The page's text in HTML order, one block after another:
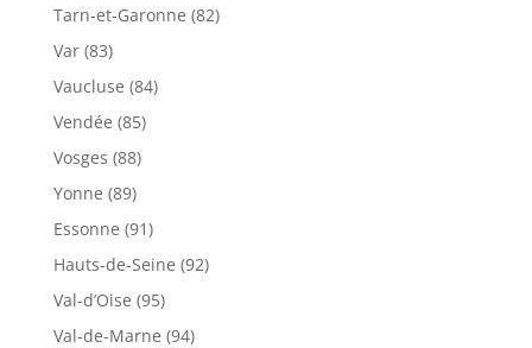
Tarn-et-Garonne (82)
Var (83)
Vaucluse (84)
Vendée (85)
Vosges (88)
Yonne (89)
Essonne (91)
Hauts-de-Seine (92)
Val-d’Oise (95)
Val-de-Marne (94)